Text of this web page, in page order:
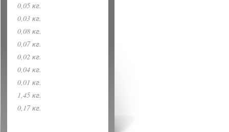
0,05 кг.
0,03 кг.
0,08 кг.
0,07 кг.
0,02 кг.
0,04 кг.
0,01 кг.
1,45 кг.
0,17 кг.